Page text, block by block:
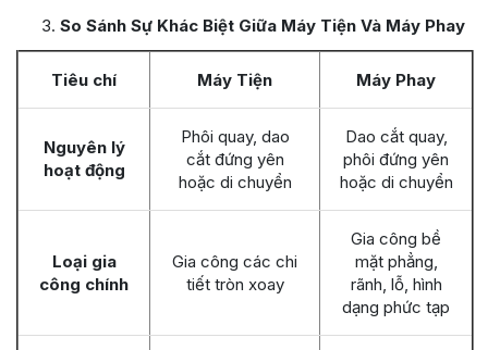
So Sánh Sự Khác Biệt Giữa Máy Tiện Và Máy Phay
Tiêu chí Máy Tiện Máy Phay
Nguyên lý
hoạt động
Phôi quay, dao
cắt đứng yên
hoặc di chuyển
Dao cắt quay,
phôi đứng yên
hoặc di chuyển
Loại gia
công chính
Gia công các chi
tiết tròn xoay
Gia công bề
mặt phẳng,
rãnh, lỗ, hình
dạng phức tạp